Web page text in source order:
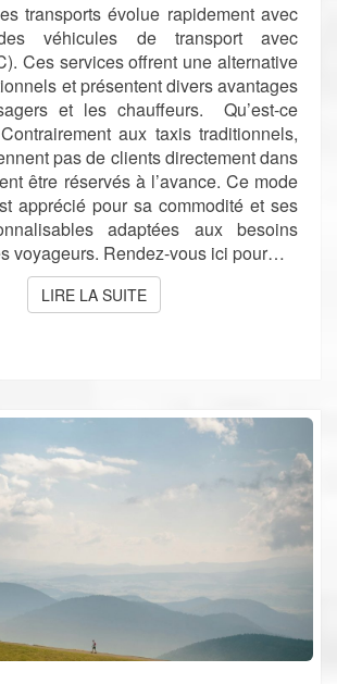
transports évolue rapidement avec
véhicules de transport avec
Ces services offrent une alternative
et présentent divers avantages
et les chauffeurs. Qu’est-ce
aux taxis traditionnels,
pas de clients directement dans
être réservés à l’avance. Ce mode
apprécié pour sa commodité et ses
adaptées aux besoins
voyageurs. Rendez-vous ici pour…
LIRE LA SUITELIRE LA SUITE